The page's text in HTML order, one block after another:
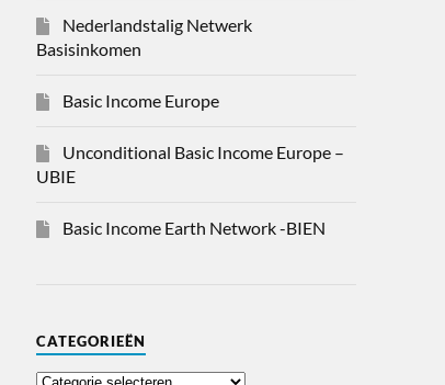
Nederlandstalig Netwerk
Basisinkomen
Basic Income Europe
Unconditional Basic Income Europe –
UBIE
Basic Income Earth Network -BIEN
CATEGORIEËN